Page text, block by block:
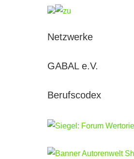
Netzwerke
GABAL e.V.
Berufscodex